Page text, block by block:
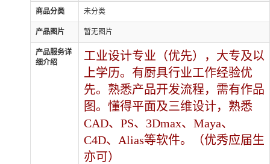
商品分类 未分类
产品图片 暂无图片
产品服务详
细介绍
工业设计专业（优先），大专及以
上学历。有厨具行业工作经验优
先。熟悉产品开发流程，需有作品
图。懂得平面及三维设计，熟悉
CAD、PS、3Dmax、Maya、
C4D、Alias等软件。（优秀应届生
亦可）